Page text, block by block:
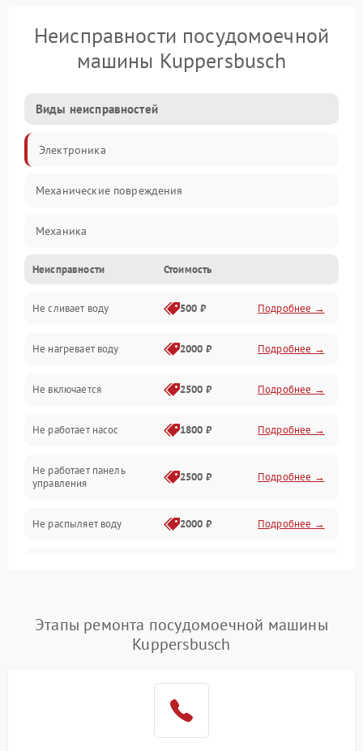
Неисправности посудомоечной
машины Kuppersbusch
Виды неисправностей
Электроника
Механические повреждения
Механика
Управление
Электропитание
Датчики
Нагрев
Вода
Гигиена
Программное обеспечение
Неисправности Стоимость
Не сливает воду 500 ₽ Подробнее →
Не нагревает воду 2000 ₽ Подробнее →
Не включается 2500 ₽ Подробнее →
Не работает насос 1800 ₽ Подробнее →
Не работает панель
управления
2500 ₽ Подробнее →
Не распыляет воду 2000 ₽ Подробнее →
Проблемы с набором
воды
1800 ₽ Подробнее →
1700 ₽
Этапы ремонта посудомоечной машины
Kuppersbusch